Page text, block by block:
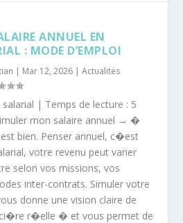
ANNUEL EN
: MODE D’EMPLOI
| Mar 12, 2026 |Actualités
| Temps de lecture : 5
mon salaire annuel → �
bien. Penser annuel, c�est
votre revenu peut varier
selon vos missions, vos
inter-contrats. Simuler votre
donne une vision claire de
r�elle � et vous permet de